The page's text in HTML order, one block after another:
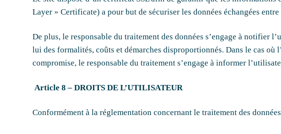
Layer » Certificate) a pour but de sécuriser les données échangées
De plus, le responsable du traitement des données s’engage à notifier
lui des formalités, coûts et démarches disproportionnés. Dans le cas
compromise, le responsable du traitement s’engage à informer
Article 8 – DROITS DE L’UTILISATEUR
Conformément à la réglementation concernant le traitement des